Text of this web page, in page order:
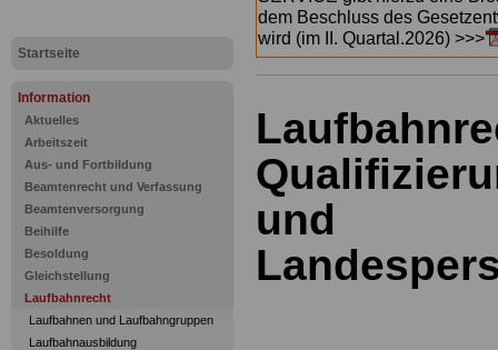
Startseite
Information
Aktuelles
Arbeitszeit
Aus- und Fortbildung
Beamtenrecht und Verfassung
Beamtenversorgung
Beihilfe
Besoldung
Gleichstellung
Laufbahnrecht
Laufbahnen und Laufbahngruppen
Laufbahnausbildung
dem Beschluss des
wird (im II. Quartal.2026) >>>
und